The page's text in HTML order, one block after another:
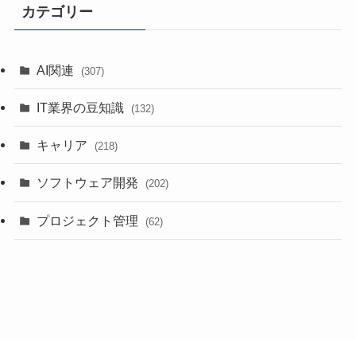
カテゴリー
AI関連 (307)
IT業界の豆知識 (132)
キャリア (218)
ソフトウェア開発 (202)
プロジェクト管理 (62)